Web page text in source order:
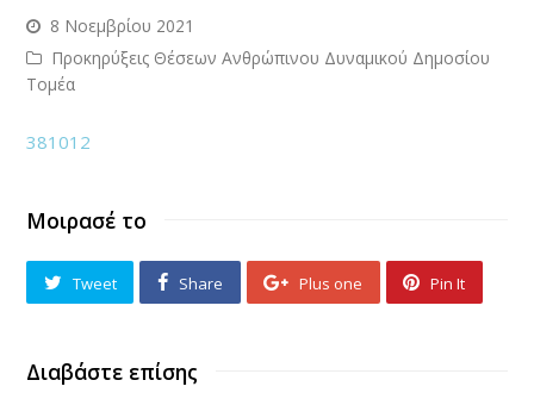
8 Νοεμβρίου 2021
Προκηρύξεις Θέσεων Ανθρώπινου Δυναμικού Δημοσίου
Τομέα
381012
Μοιρασέ το
Tweet Share Plus one Pin It
Διαβάστε επίσης